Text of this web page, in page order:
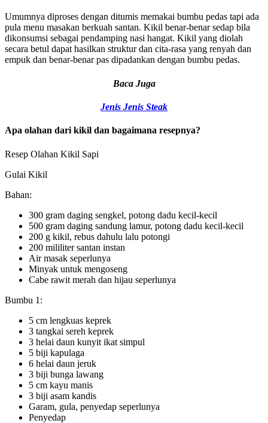
Umumnya diproses dengan ditumis memakai bumbu pedas tapi ada
pula menu masakan berkuah santan. Kikil benar-benar sedap bila
dikonsumsi sebagai pendamping nasi hangat. Kikil yang diolah
secara betul dapat hasilkan struktur dan cita-rasa yang renyah dan
empuk dan benar-benar pas dipadankan dengan bumbu pedas.
Baca Juga
Jenis Jenis Steak
Apa olahan dari kikil dan bagaimana resepnya?
Resep Olahan Kikil Sapi
Gulai Kikil
Bahan:
300 gram daging sengkel, potong dadu kecil-kecil
500 gram daging sandung lamur, potong dadu kecil-kecil
200 g kikil, rebus dahulu lalu potongi
200 mililiter santan instan
Air masak seperlunya
Minyak untuk mengoseng
Cabe rawit merah dan hijau seperlunya
Bumbu 1:
5 cm lengkuas keprek
3 tangkai sereh keprek
3 helai daun kunyit ikat simpul
5 biji kapulaga
6 helai daun jeruk
3 biji bunga lawang
5 cm kayu manis
3 biji asam kandis
Garam, gula, penyedap seperlunya
Penyedap